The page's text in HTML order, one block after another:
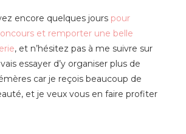
encore quelques jours pour
et remporter une belle
, et n’hésitez pas à me suivre sur
essayer d’y organiser plus de
car je reçois beaucoup de
et je veux vous en faire profiter